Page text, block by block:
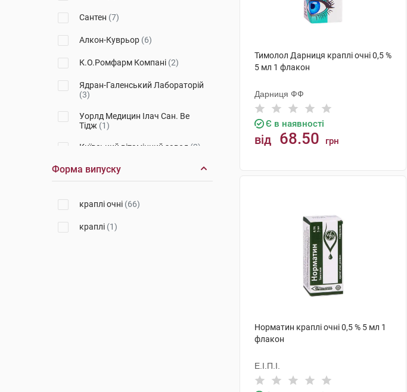
Сантен (7)
Алкон-Куврьор (6)
К.О.Ромфарм Компані (2)
Ядран-Галенський Лабораторій
(3)
Уорлд Медицин Ілач Сан. Ве
Тідж (1)
Київський вітамінний завод (2)
Фамар(2)
Форма випуску
краплі очні (66)
краплі (1)
Тимолол Дарниця краплі очні 0,5 %
5 мл 1 флакон
Дарниця ФФ
Є в наявності
від 68.50 грн
Норматин краплі очні 0,5 % 5 мл 1
флакон
Е.І.П.І.